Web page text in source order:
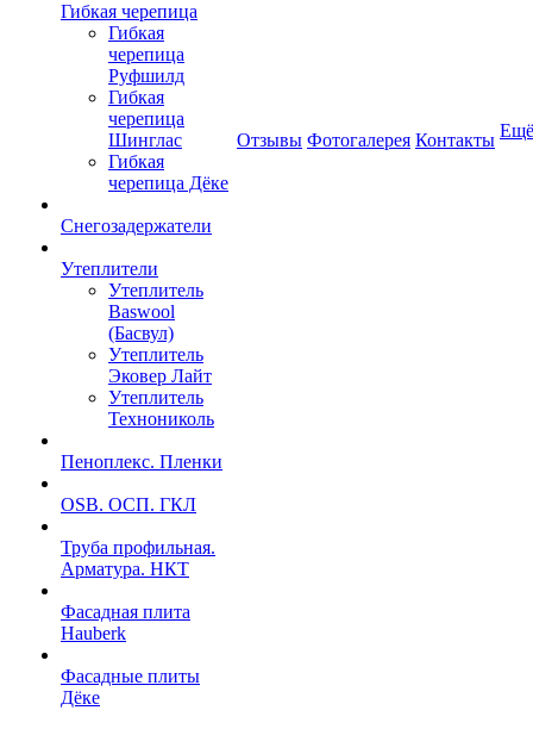
Гибкая черепица
Гибкая
черепица
Руфшилд
Гибкая
черепица
Шинглас
Гибкая
черепица Дёке
Снегозадержатели
Утеплители
Утеплитель
Baswool
(Басвул)
Утеплитель
Эковер Лайт
Утеплитель
Технониколь
Пеноплекс. Пленки
OSB. ОСП. ГКЛ
Труба профильная.
Арматура. НКТ
Фасадная плита
Hauberk
Фасадные плиты
Дёке
Отзывы Фотогалерея Контакты Ещё